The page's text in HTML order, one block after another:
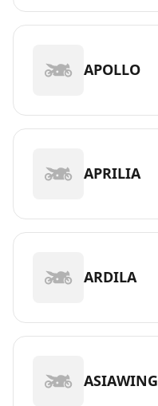
APOLLO
APRILIA
ARDILA
ASIAWING